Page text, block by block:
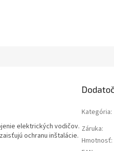
elektrických vodičov.
ochranu inštalácie.
Kategória:
Záruka:
Hmotnosť: